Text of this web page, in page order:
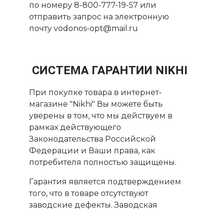
по номеру 8-800-777-19-57 или
отправить запрос на электронную
почту vodonos-opt@mail.ru
СИСТЕМА ГАРАНТИИ NIKHI
При покупке товара в интернет-
магазине "Nikhi" Вы можете быть
уверены в том, что мы действуем в
рамках действующего
Законодательства Российской
Федерации и Ваши права, как
потребителя полностью защищены.
Гарантия является подтверждением
того, что в товаре отсутствуют
заводские дефекты. Заводская